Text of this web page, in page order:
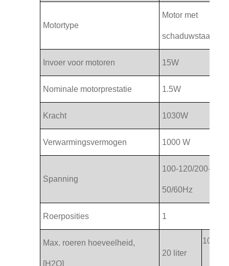
Motortype
Motor met
schaduwstaaf
Invoer voor motoren 15W
Nominale motorprestatie 1.5W
Kracht 1030W
Verwarmingsvermogen 1000 W
Spanning
100-120/200-
50/60Hz
Roerposities 1
Max. roeren hoeveelheid,
[H2O]
20 liter
10 liter